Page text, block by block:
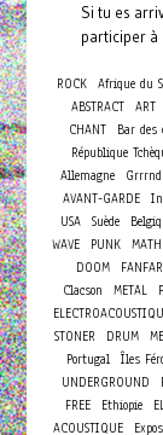
Si tu es
participer à
ROCK Afrique du
ABSTRACT
ART
CHANT
Bar des
République
Allemagne
Grrrnd
AVANT-GARDE
USA Suède
WAVE
PUNK MATH
DOOM
Clacson
METAL
STONER
DRUM
Portugal
Îles
UNDERGROUND
FREE
Ethiopie
ACOUSTIQUE